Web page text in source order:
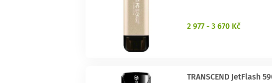
2 977 - 3 670 Kč
TRANSCEND JetFlash